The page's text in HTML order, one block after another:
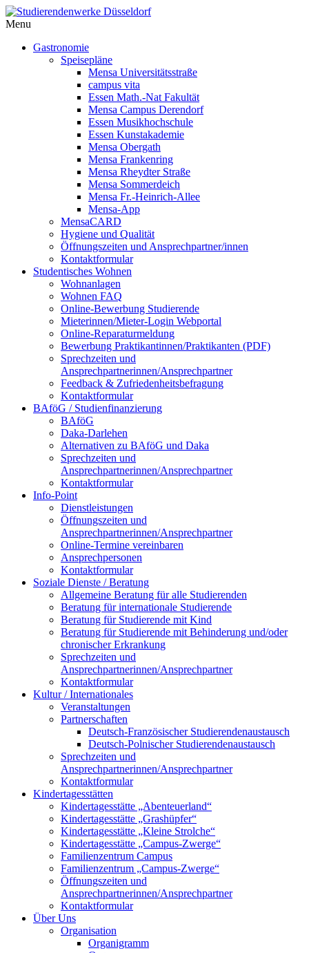
Menu
Gastronomie
Speisepläne
Mensa Universitätsstraße
campus vita
Essen Math.-Nat Fakultät
Mensa Campus Derendorf
Essen Musikhochschule
Essen Kunstakademie
Mensa Obergath
Mensa Frankenring
Mensa Rheydter Straße
Mensa Sommerdeich
Mensa Fr.-Heinrich-Allee
Mensa-App
MensaCARD
Hygiene und Qualität
Öffnungszeiten und Ansprechpartner/innen
Kontaktformular
Studentisches Wohnen
Wohnanlagen
Wohnen FAQ
Online-Bewerbung Studierende
Mieterinnen/Mieter-Login Webportal
Online-Reparaturmeldung
Bewerbung Praktikantinnen/Praktikanten (PDF)
Sprechzeiten und
Ansprechpartnerinnen/Ansprechpartner
Feedback & Zufriedenheitsbefragung
Kontaktformular
BAföG / Studienfinanzierung
BAföG
Daka-Darlehen
Alternativen zu BAföG und Daka
Sprechzeiten und
Ansprechpartnerinnen/Ansprechpartner
Kontaktformular
Info-Point
Dienstleistungen
Öffnungszeiten und
Ansprechpartnerinnen/Ansprechpartner
Online-Termine vereinbaren
Ansprechpersonen
Kontaktformular
Soziale Dienste / Beratung
Allgemeine Beratung für alle Studierenden
Beratung für internationale Studierende
Beratung für Studierende mit Kind
Beratung für Studierende mit Behinderung und/oder
chronischer Erkrankung
Sprechzeiten und
Ansprechpartnerinnen/Ansprechpartner
Kontaktformular
Kultur / Internationales
Veranstaltungen
Partnerschaften
Deutsch-Französischer Studierendenaustausch
Deutsch-Polnischer Studierendenaustausch
Sprechzeiten und
Ansprechpartnerinnen/Ansprechpartner
Kontaktformular
Kindertagesstätten
Kindertagesstätte „Abenteuerland“
Kindertagesstätte „Grashüpfer“
Kindertagesstätte „Kleine Strolche“
Kindertagesstätte „Campus-Zwerge“
Familienzentrum Campus
Familienzentrum „Campus-Zwerge“
Öffnungszeiten und
Ansprechpartnerinnen/Ansprechpartner
Kontaktformular
Über Uns
Organisation
Organigramm